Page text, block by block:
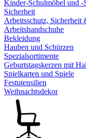
Kinder-Schulmöbel und -
Sicherheit
Arbeitsschutz, Sicherheit
Arbeitshandschuhe
Bekleidung
Hauben und Schürzen
Spezialsortimente
Geburtstagskerzen mit
Spielkarten und Spiele
Festutensilien
Weihnachtsdekor